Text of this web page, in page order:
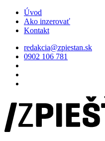
Úvod
Ako inzerovať
Kontakt
redakcia@zpiestan.sk
0902 106 781